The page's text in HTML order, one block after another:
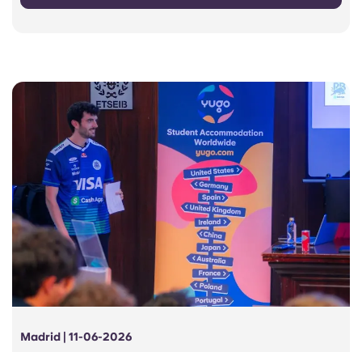
Madrid | 11-06-2026